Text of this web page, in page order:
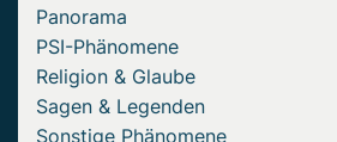
Panorama
PSI-Phänomene
Religion & Glaube
Sagen & Legenden
Sonstige Phänomene